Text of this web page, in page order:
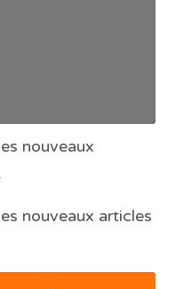
nouveaux
nouveaux articles